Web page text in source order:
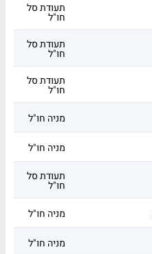
תעודת סל
חו"ל
תעודת סל
חו"ל
תעודת סל
חו"ל
מניה חו"ל
מניה חו"ל
תעודת סל
חו"ל
מניה חו"ל
מניה חו"ל